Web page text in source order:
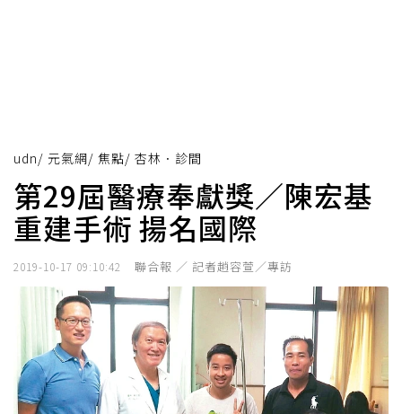
udn/ 元氣網/ 焦點/ 杏林．診間
第29屆醫療奉獻獎／陳宏基
重建手術 揚名國際
2019-10-17 09:10:42 聯合報 ／ 記者趙容萱／專訪